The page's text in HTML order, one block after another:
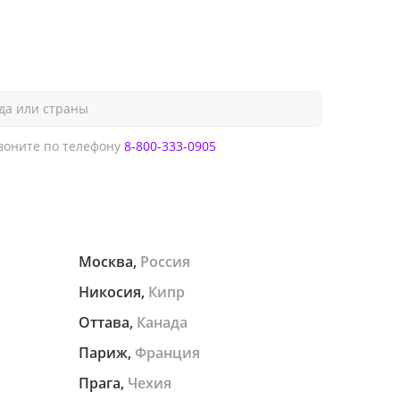
или страны
Москва, Россия
Никосия, Кипр
Оттава, Канада
Париж, Франция
Прага, Чехия
по телефону 8-800-333-0905